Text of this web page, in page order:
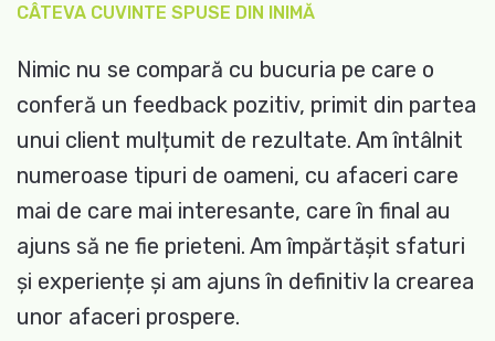
CÂTEVA CUVINTE SPUSE DIN INIMĂ
Nimic nu se compară cu bucuria pe care o
conferă un feedback pozitiv, primit din partea
unui client mulțumit de rezultate. Am întâlnit
numeroase tipuri de oameni, cu afaceri care
mai de care mai interesante, care în final au
ajuns să ne fie prieteni. Am împărtășit sfaturi
și experiențe și am ajuns în definitiv la crearea
unor afaceri prospere.